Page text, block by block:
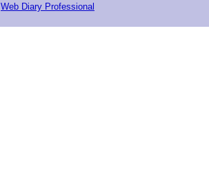
Web Diary Professional